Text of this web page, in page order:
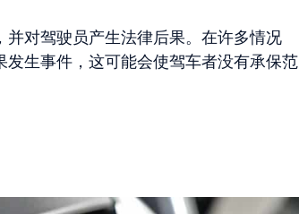
对驾驶员产生法律后果。在许多情况
生事件，这可能会使驾车者没有承保范